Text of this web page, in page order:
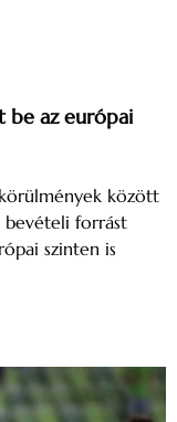
be az európai
között
bevételi forrást
szinten is